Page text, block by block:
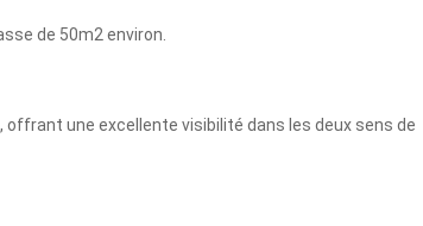
de 50m2 environ.
une excellente visibilité dans les deux sens de